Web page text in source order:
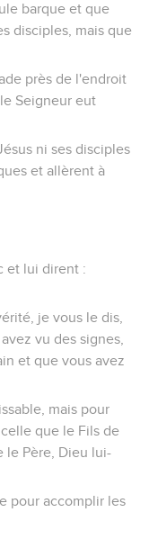
barque et que
disciples, mais que
près de l'endroit
Seigneur eut
ni ses disciples
et allèrent à
et lui dirent :
je vous le dis,
vu des signes,
et que vous avez
mais pour
que le Fils de
le Père, Dieu lui-
pour accomplir les